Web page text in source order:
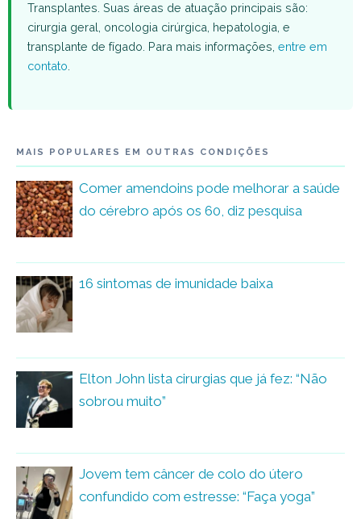
Transplantes. Suas áreas de atuação principais são:
cirurgia geral, oncologia cirúrgica, hepatologia, e
transplante de fígado. Para mais informações, entre em
contato
MAIS POPULARES EM OUTRAS CONDIÇÕES
Comer amendoins pode melhorar a saúde
do cérebro após os 60, diz pesquisa
16 sintomas de imunidade baixa
Elton John lista cirurgias que já fez: “Não
sobrou muito”
Jovem tem câncer de colo do útero
confundido com estresse: “Faça yoga”